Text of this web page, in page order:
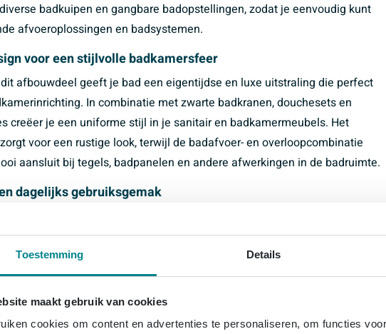
Toestemming Details
maakt gebruik van cookies
cookies om content en advertenties te personaliseren, om functies
badkuipen en gangbare badopstellingen, zodat je eenvoudig kunt
afvoeroplossingen en badsystemen.
voor een stijlvolle badkamersfeer
afbouwdeel geeft je bad een eigentijdse en luxe uitstraling die perfect
In combinatie met zwarte badkranen, douchesets en
creëer je een uniforme stijl in je sanitair en badkamermeubels. Het
voor een rustige look, terwijl de badafvoer- en overloopcombinatie
aansluit bij tegels, badpanelen en andere afwerkingen in de badruimte.
dagelijks gebruiksgemak
Flexaplus afbouwdeel v. badafvoer- en overloopcombinatie mat zwart is
installatiegemak en praktisch gebruik. Het afbouwdeel laat zich vlot
inbouwset, wat handig is voor zowel installateurs als doe-het-zelvers
Dankzij de doordachte vormgeving is het onderhoud van dit sanitair
je badafvoer en overloop hygiënisch en in topconditie blijven. Zo geniet
badervaring zonder zorgen over de afvoer.